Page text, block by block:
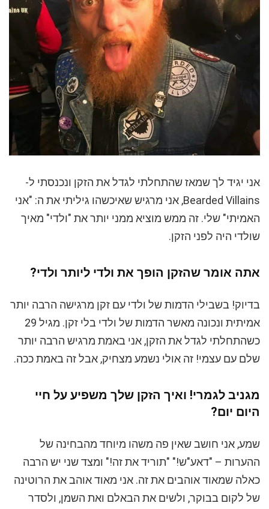
אני יגיד לך שמאז שהתחלתי לגדל את הזקן ונכנסתי ל-
Bearded Villains, אני מרגיש שאיכשהו גיליתי את ה: "אני
האמיתי" שלי. זה ממש מוציא ממני יותר את "ולדי" מאיך
שולדי היה לפני הזקן.
אתה אומר שהזקן הופך את ולדי ליותר ולדי?
בדיוק! בשבילי הדמות של ולדי עם זקן מרגישה הרבה יותר
אמיתית ונכונה מאשר הדמות של ולדי בלי זקן. מגיל 29
כשהתחלתי לגדל את הזקן, אני באמת מרגיש הרבה יותר
שלם עם עצמי! זה אולי נשמע מצחיק, אבל זה באמת ככה.
מגניב לגמרי! ואיך הזקן שלך משפיע על חיי
היום יום?
שמע, אני חושב שאין פה משהו מיוחד מהבחינה של
ההערות – "דאע"ש!" "תוריד את זה!" ומצד שני יש הרבה
כאלה שמאוד אוהבים את זה. אני מאוד אוהב את הרוטינה
של לקום בבוקר, ולשים את הבאלם ואת השמן, ולסדר